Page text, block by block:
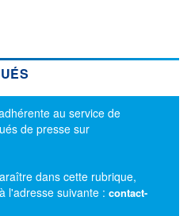
au service de
de presse sur
dans cette rubrique,
l'adresse suivante : contact-